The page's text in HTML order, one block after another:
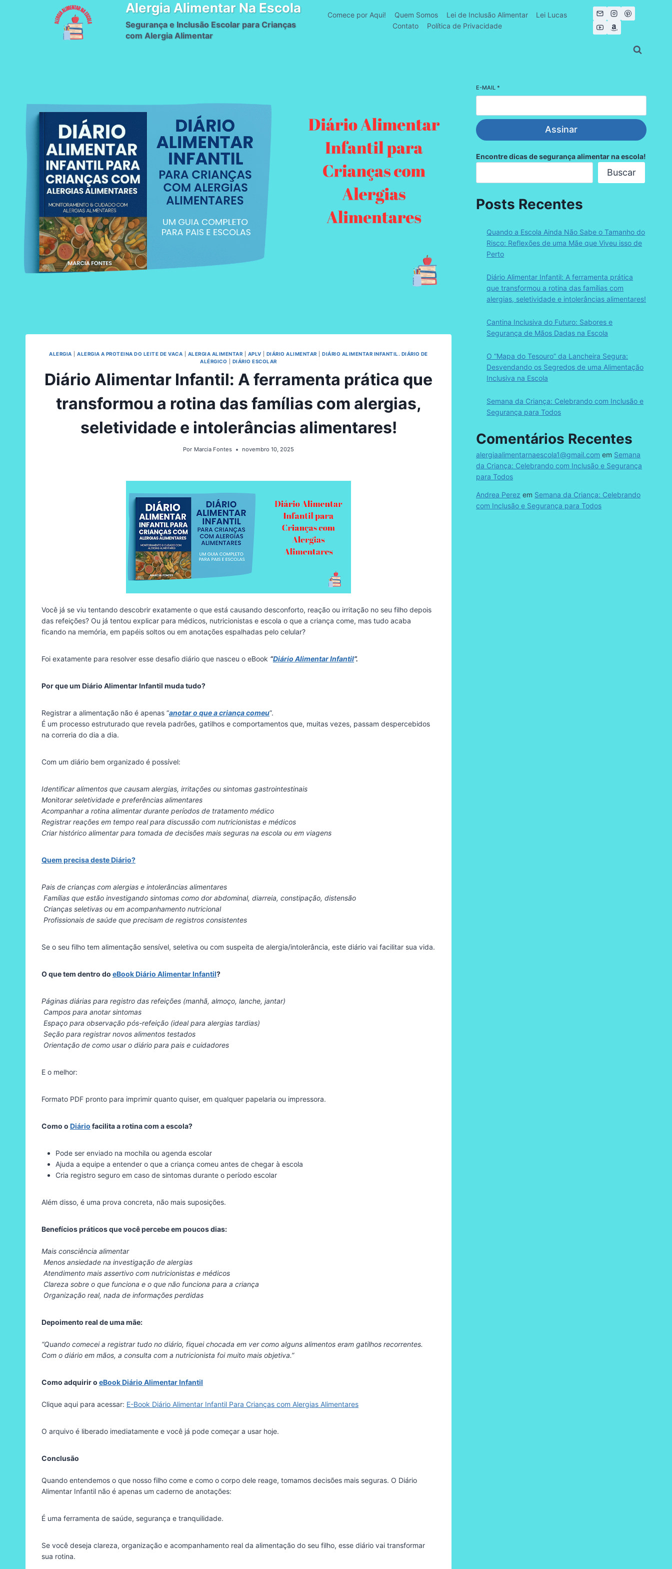
Alergia Alimentar Na Escola
Segurança e Inclusão Escolar para Crianças
com Alergia Alimentar
Comece por Aqui! Quem Somos Lei de Inclusão Alimentar
Lei Lucas
Contato
Política de Privacidade
ALERGIA |ALERGIA A PROTEINA DO LEITE DE VACA ALERGIA ALIMENTAR APLV DIÁRIO ALIMENTAR |DIÁRIO ALIMENTAR INFANTIL. DIÁRIO DE
ALÉRGICO
DIÁRIO ESCOLAR
Diário Alimentar Infantil: A ferramenta prática que
transformou a rotina das famílias com alergias,
seletividade e intolerâncias alimentares!
Por Marcia Fontes novembro 10, 2025
Você já se viu tentando descobrir exatamente o que está causando desconforto, reação ou irritação no seu filho depois
das refeições? Ou já tentou explicar para médicos, nutricionistas e escola o que a criança come, mas tudo acaba
ficando na memória, em papéis soltos ou em anotações espalhadas pelo celular?
Foi exatamente para resolver esse desafio diário que nasceu o eBook “Diário Alimentar Infantil”.
Por que um Diário Alimentar Infantil muda tudo?
Registrar a alimentação não é apenas “anotar o que a criança comeu”.
É um processo estruturado que revela padrões, gatilhos e comportamentos que, muitas vezes, passam despercebidos
na correria do dia a dia.
Com um diário bem organizado é possível:
Identificar alimentos que causam alergias, irritações ou sintomas gastrointestinais
Monitorar seletividade e preferências alimentares
Acompanhar a rotina alimentar durante períodos de tratamento médico
Registrar reações em tempo real para discussão com nutricionistas e médicos
Criar histórico alimentar para tomada de decisões mais seguras na escola ou em viagens
Quem precisa deste Diário?
Pais de crianças com alergias e intolerâncias alimentares
Famílias que estão investigando sintomas como dor abdominal, diarreia, constipação, distensão
Crianças seletivas ou em acompanhamento nutricional
Profissionais de saúde que precisam de registros consistentes
Se o seu filho tem alimentação sensível, seletiva ou com suspeita de alergia/intolerância, este diário vai facilitar sua vida.
O que tem dentro do eBook Diário Alimentar Infantil?
Páginas diárias para registro das refeições (manhã, almoço, lanche, jantar)
Campos para anotar sintomas
Espaço para observação pós-refeição (ideal para alergias tardias)
Seção para registrar novos alimentos testados
Orientação de como usar o diário para pais e cuidadores
E o melhor:
Formato PDF pronto para imprimir quanto quiser, em qualquer papelaria ou impressora.
Como o Diário facilita a rotina com a escola?
Pode ser enviado na mochila ou agenda escolar
Ajuda a equipe a entender o que a criança comeu antes de chegar à escola
Cria registro seguro em caso de sintomas durante o período escolar
Além disso, é uma prova concreta, não mais suposições.
Benefícios práticos que você percebe em poucos dias:
Mais consciência alimentar
Menos ansiedade na investigação de alergias
Atendimento mais assertivo com nutricionistas e médicos
Clareza sobre o que funciona e o que não funciona para a criança
Organização real, nada de informações perdidas
Depoimento real de uma mãe:
“Quando comecei a registrar tudo no diário, fiquei chocada em ver como alguns alimentos eram gatilhos recorrentes.
Com o diário em mãos, a consulta com a nutricionista foi muito mais objetiva.”
Como adquirir o eBook Diário Alimentar Infantil
Clique aqui para acessar: E-Book Diário Alimentar Infantil Para Crianças com Alergias Alimentares
O arquivo é liberado imediatamente e você já pode começar a usar hoje.
Conclusão
Quando entendemos o que nosso filho come e como o corpo dele reage, tomamos decisões mais seguras. O Diário
Alimentar Infantil não é apenas um caderno de anotações:
É uma ferramenta de saúde, segurança e tranquilidade.
Se você deseja clareza, organização e acompanhamento real da alimentação do seu filho, esse diário vai transformar
sua rotina.
E-MAIL *
Assinar
Encontre dicas de segurança alimentar na escola!
Buscar
Posts Recentes
Quando a Escola Ainda Não Sabe o Tamanho do
Risco: Reflexões de uma Mãe que Viveu isso de
Perto
Diário Alimentar Infantil: A ferramenta prática
que transformou a rotina das famílias com
alergias, seletividade e intolerâncias alimentares!
Cantina Inclusiva do Futuro: Sabores e
Segurança de Mãos Dadas na Escola
O “Mapa do Tesouro” da Lancheira Segura:
Desvendando os Segredos de uma Alimentação
Inclusiva na Escola
Semana da Criança: Celebrando com Inclusão e
Segurança para Todos
Comentários Recentes
alergiaalimentarnaescola1@gmail.com em Semana
da Criança: Celebrando com Inclusão e Segurança
para Todos
Andrea Perez em Semana da Criança: Celebrando
com Inclusão e Segurança para Todos